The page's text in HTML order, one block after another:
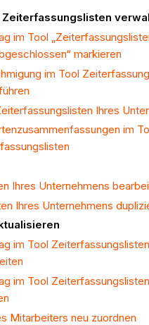
im Tool
markieren
im Tool
Ihres
im
Ihres Unternehmens
Ihres Unternehmens
im Tool
im Tool
Mitarbeiters neu zuordnen